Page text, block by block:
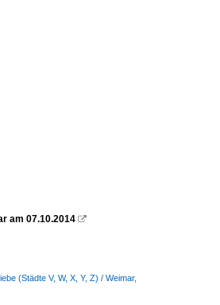
am 07.10.2014 
(Städte V, W, X, Y, Z) / Weimar,